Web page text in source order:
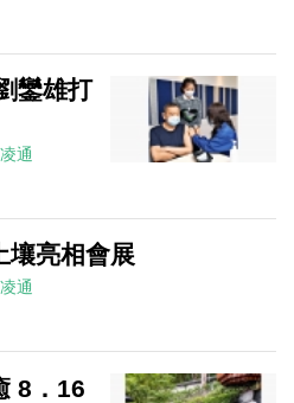
鑾雄打
凌通
壤亮相會展
凌通
8．16